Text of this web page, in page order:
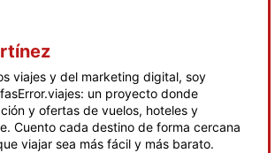
viajes y del marketing digital, soy
un proyecto donde
y ofertas de vuelos, hoteles y
Cuento cada destino de forma cercana
viajar sea más fácil y más barato.